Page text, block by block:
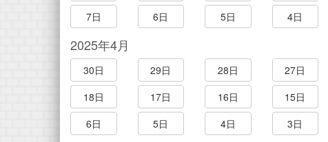
7日
6日 5日 4日
2025年4月
30日 29日 28日 27日
18日
17日 16日 15日
6日
5日 4日 3日